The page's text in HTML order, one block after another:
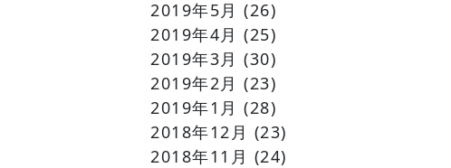
2019年5月 (26)
2019年4月 (25)
2019年3月 (30)
2019年2月 (23)
2019年1月 (28)
2018年12月 (23)
2018年11月 (24)